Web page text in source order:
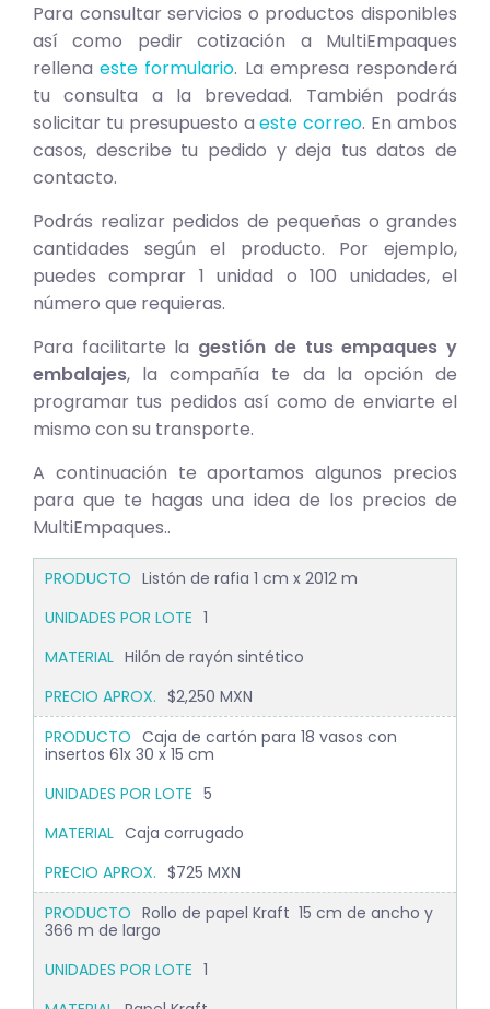
Para consultar servicios o productos disponibles
así como pedir cotización a MultiEmpaques
rellenaeste formulario. La empresa responderá
tu consulta a la brevedad. También podrás
solicitar tu presupuesto a este correo. En ambos
casos, describe tu pedido y deja tus datos de
contacto.
Podrás realizar pedidos de pequeñas o grandes
cantidades según el producto. Por ejemplo,
puedes comprar 1 unidad o 100 unidades, el
número que requieras.
Para facilitarte la gestión de tus empaques y
embalajes, la compañía te da la opción de
programar tus pedidos así como de enviarte el
mismo con su transporte.
A continuación te aportamos algunos precios
para que te hagas una idea de los precios de
MultiEmpaques..
Listón de rafia 1 cm x 2012 m
1
Hilón de rayón sintético
$2,250 MXN
Caja de cartón para 18 vasos con
insertos 61x 30 x 15 cm
5
Caja corrugado
$725 MXN
Rollo de papel Kraft 15 cm de ancho y
366 m de largo
1